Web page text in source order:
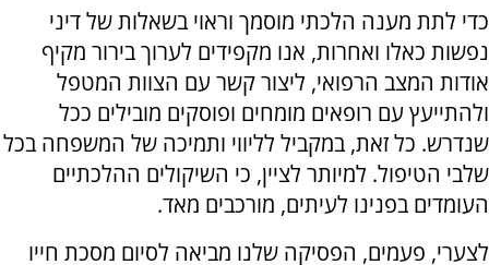
כדי לתת מענה הלכתי מוסמך וראוי בשאלות של דיני
נפשות כאלו ואחרות, אנו מקפידים לערוך בירור מקיף
אודות המצב הרפואי, ליצור קשר עם הצוות המטפל
ולהתייעץ עם רופאים מומחים ופוסקים מובילים ככל
שנדרש. כל זאת, במקביל לליווי ותמיכה של המשפחה בכל
שלבי הטיפול. למיותר לציין, כי השיקולים ההלכתיים
העומדים בפנינו לעיתים, מורכבים מאד.
לצערי, פעמים, הפסיקה שלנו מביאה לסיום מסכת חייו